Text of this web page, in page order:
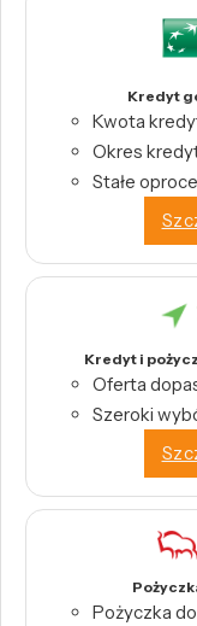
Kredyt
Kwota
Okres
Stałe
Kredyt i
Oferta
Szeroki
Pożyczka